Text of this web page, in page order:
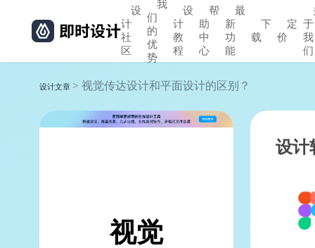
设
计
社
区
我
们
的
优
势
设
计
教
程
帮
助
中
心
最
新
功
能
下
载
定
价
于
我
们
设计文章 > 视觉传达设计和平面设计的区别？
视觉
设计